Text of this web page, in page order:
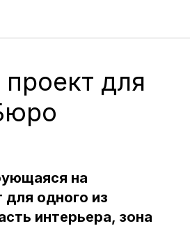
для
на
одного из
интерьера, зона